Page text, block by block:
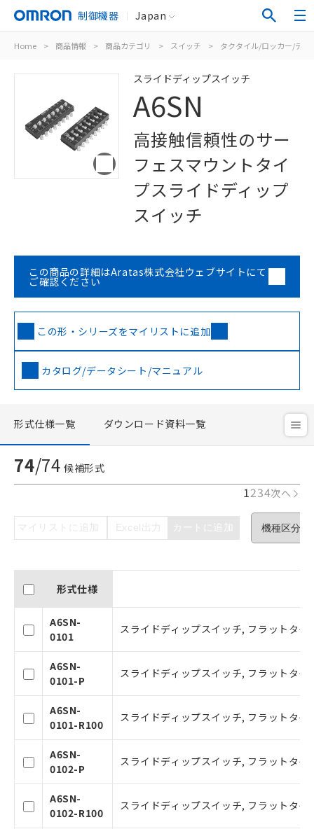
制御機器 Japan
Home > 商品情報 > 商品カテゴリ > スイッチ > タクタイル/ロッカー/ディ
スライドディップスイッチ
A6SN
高接触信頼性のサー
フェスマウントタイ
プスライドディップ
スイッチ
この商品の詳細はAratas株式会社ウェブサイトにて
ご確認ください
この形・シリーズをマイリストに追加
カタログ/データシート/マニュアル
形式仕様一覧 ダウンロード資料一覧
74/74 候補形式
1234次へ
マイリストに追加 Excel出力 カートに追加
形式仕様
A6SN-
0101
スライドディップスイッチ, フラットタ
A6SN-
0101-P
スライドディップスイッチ, フラットタ
A6SN-
0101-R100
スライドディップスイッチ, フラットタ
A6SN-
0102-P
スライドディップスイッチ, フラットタ
A6SN-
0102-R100
スライドディップスイッチ, フラットタ
ご利用条件